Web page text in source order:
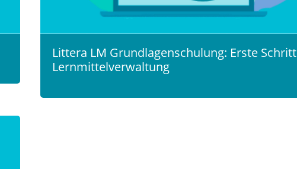
Littera LM Grundlagenschulung: Erste
Lernmittelverwaltung